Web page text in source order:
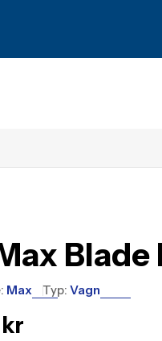
Blade
Max Typ: Vagn